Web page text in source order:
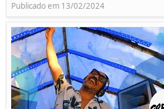
Publicado em 13/02/2024